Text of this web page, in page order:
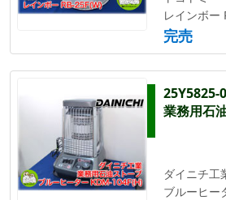
レインボー
完売
25Y5825-
業務用石
ダイニチ工
ブルーヒー